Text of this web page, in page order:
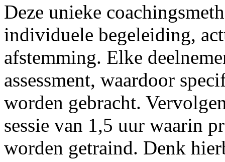
Deze unieke
individuele begeleiding,
afstemming. Elke
assessment, waardoor
worden gebracht.
sessie van 1,5 uur waarin
worden getraind. Denk